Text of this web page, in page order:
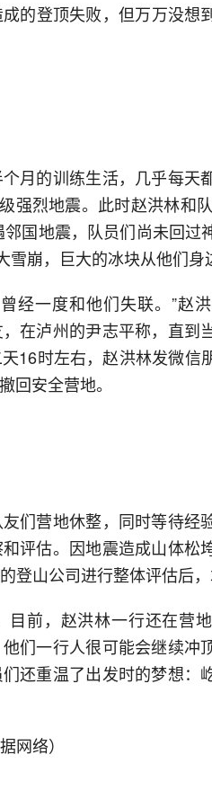
的登顶失败，但万万没
月的训练生活，几乎每天
强烈地震。此时赵洪林和
国地震，队员们尚未回过
雪崩，巨大的冰块从他们身
经一度和他们失联。”赵
在泸州的尹志平称，直到
16时左右，赵洪林发微信
回安全营地。
们营地休整，同时等待经
评估。因地震造成山体松
登山公司进行整体评估后，
目前，赵洪林一行还在营
们一行人很可能会继续冲
还重温了出发时的梦想：
网络）